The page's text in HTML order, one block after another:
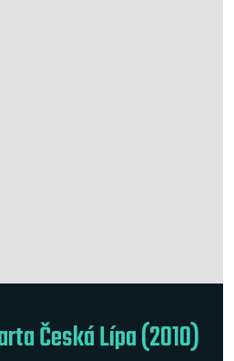
Česká Lípa (2010)